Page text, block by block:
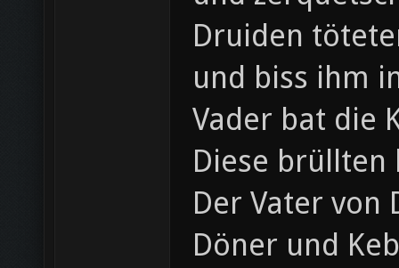
Druiden
und biss ihm
Vader bat die
Diese brüllten
Der Vater von
Döner und